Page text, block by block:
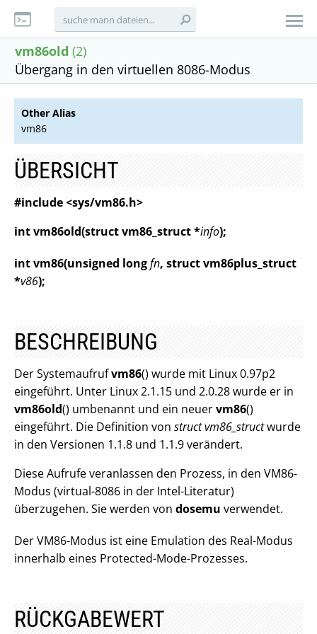
vm86old (2)
Übergang in den virtuellen 8086-Modus
Other Alias
vm86
ÜBERSICHT
#include <sys/vm86.h>
int vm86old(struct vm86_struct *info);
int vm86(unsigned longfn, struct vm86plus_struct
*v86);
BESCHREIBUNG
Der Systemaufrufvm86() wurde mit Linux 0.97p2
eingeführt. Unter Linux 2.1.15 und 2.0.28 wurde er in
vm86old() umbenannt und ein neuervm86()
eingeführt. Die Definition von struct vm86_structwurde
in den Versionen 1.1.8 und 1.1.9 verändert.
Diese Aufrufe veranlassen den Prozess, in den VM86-
Modus (virtual-8086 in der Intel-Literatur)
überzugehen. Sie werden von dosemu verwendet.
Der VM86-Modus ist eine Emulation des Real-Modus
innerhalb eines Protected-Mode-Prozesses.
RÜCKGABEWERT